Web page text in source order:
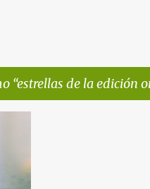
estrellas de la edición